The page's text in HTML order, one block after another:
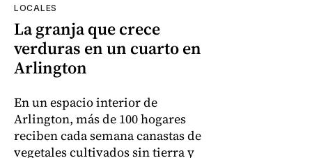
LOCALES
La granja que crece
verduras en un cuarto en
Arlington
En un espacio interior de
Arlington, más de 100 hogares
reciben cada semana canastas de
vegetales cultivados sin tierra y